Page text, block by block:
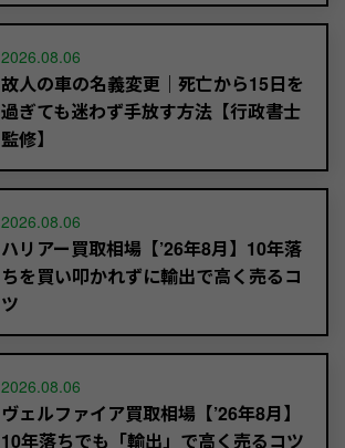
2026.08.06
故人の車の名義変更｜死亡から15日を
過ぎても迷わず手放す方法【行政書士
監修】
2026.08.06
ハリアー買取相場【’26年8月】10年落
ちを買い叩かれずに輸出で高く売るコ
ツ
2026.08.06
ヴェルファイア買取相場【’26年8月】
10年落ちでも「輸出」で高く売るコツ